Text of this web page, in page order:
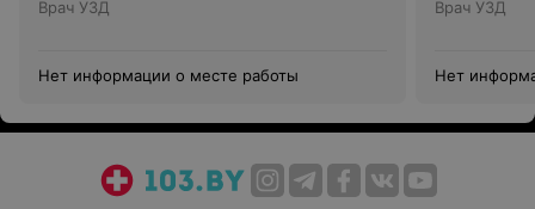
Врач УЗД
Нет информации о месте работы
Врач УЗД
Нет